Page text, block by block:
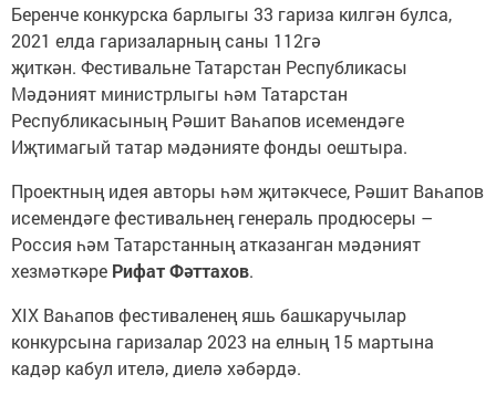
Беренче конкурска барлыгы 33 гариза килгән булса,
2021 елда гаризаларның саны 112гә
җиткән. Фестивальне Татарстан Республикасы
Мәдәният министрлыгы һәм Татарстан
Республикасының Рәшит Ваһапов исемендәге
Иҗтимагый татар мәдәнияте фонды оештыра.
Проектның идея авторы һәм җитәкчесе, Рәшит Ваһапов
исемендәге фестивальнең генераль продюсеры –
Россия һәм Татарстанның атказанган мәдәният
хезмәткәре Рифат Фәттахов.
ХIX Ваһапов фестиваленең яшь башкаручылар
конкурсына гаризалар 2023 на елның 15 мартына
кадәр кабул ителә, диелә хәбәрдә.